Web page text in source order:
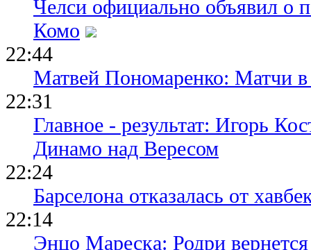
Челси официально объявил о
Комо
22:44
Матвей Пономаренко: Матчи в
22:31
Главное - результат: Игорь
Динамо над Вересом
22:24
Барселона отказалась от
22:14
Энцо Мареска: Родри